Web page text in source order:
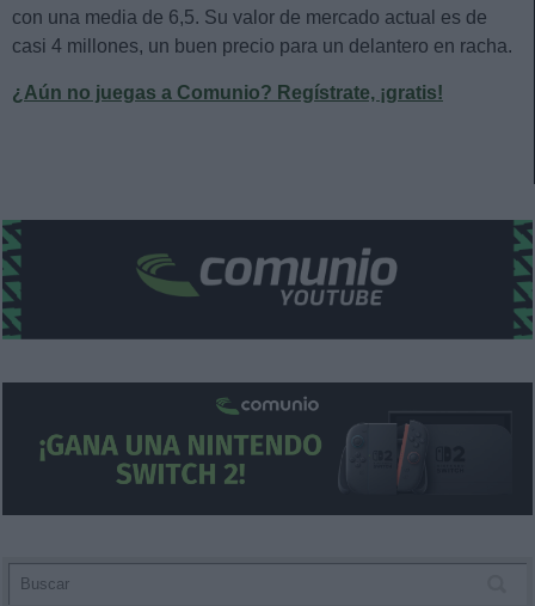
con una media de 6,5. Su valor de mercado actual es de
casi 4 millones, un buen precio para un delantero en racha.
¿Aún no juegas a Comunio? Regístrate, ¡gratis!